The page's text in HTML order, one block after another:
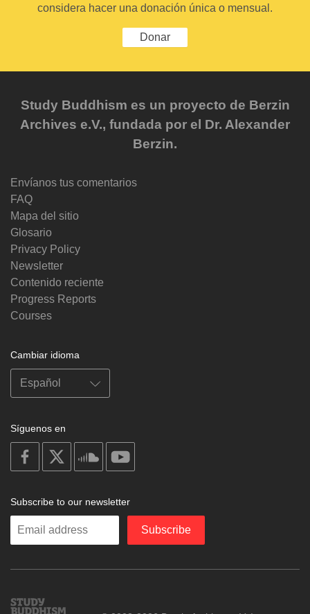
considera hacer una donación única o mensual.
Donar
Study Buddhism es un proyecto de Berzin
Archives e.V., fundada por el Dr. Alexander
Berzin.
Envíanos tus comentarios
FAQ
Mapa del sitio
Glosario
Privacy Policy
Newsletter
Contenido reciente
Progress Reports
Courses
Cambiar idioma
Síguenos en
on
facebook
soundcloud
Subscribe to our newsletter
Enter
Subscribe
Study